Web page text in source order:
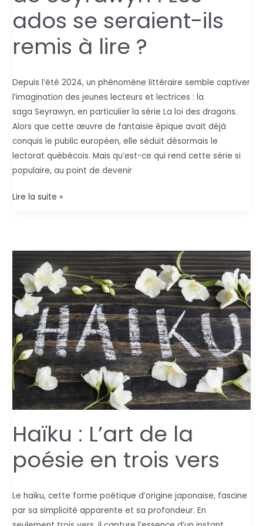
ados se seraient-ils
remis à lire ?
Depuis l’été 2024, un phénomène littéraire semble captiver
l’imagination des jeunes lecteurs et lectrices : la
saga Seyrawyn, en particulier la série La loi des dragons.
Alors que cette œuvre de fantaisie épique avait déjà
conquis le public européen, elle séduit désormais le
lectorat québécois. Mais qu’est-ce qui rend cette série si
populaire, au point de devenir
Romans
:
ados
se
seraient-
ils
remis
à
lire
?
Lire la suite »
Haïku : L’art de la
poésie en trois vers
Le haïku, cette forme poétique d’origine japonaise, fascine
par sa simplicité apparente et sa profondeur. En